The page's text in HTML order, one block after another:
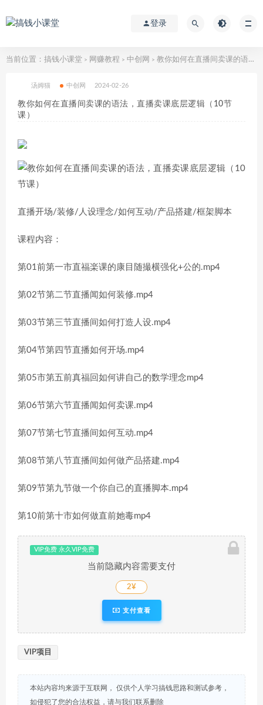
登录
当前位置： 搞钱小课堂 > 网赚教程 > 中创网 > 教你如何在直播间卖课的语法，直播卖课底层逻辑（10节课）
汤姆猫 中创网 2024-02-26
教你如何在直播间卖课的语法，直播卖课底层逻辑（10节
课）
直播开场/装修/人设理念/如何互动/产品搭建/框架脚本
课程内容：
第01前第一市直福楽课的康目随撮横强化+公的.mp4
第02节第二节直播闻如何装修.mp4
第03节第三节直播间如何打造人设.mp4
第04节第四节直播如何开场.mp4
第05市第五前真福回如何讲自己的数学理念mp4
第06节第六节直播闻如何卖课.mp4
第07节第七节直播间如何互动.mp4
第08节第八节直播间如何做产品搭建.mp4
第09节第九节做一个你自己的直播脚本.mp4
第10前第十市如何做直前她毒mp4
VIP免费 永久VIP免费
当前隐藏内容需要支付
2¥
支付查看
VIP项目
本站内容均来源于互联网， 仅供个人学习搞钱思路和测试参考，
如侵犯了您的合法权益，请与我们联系删除